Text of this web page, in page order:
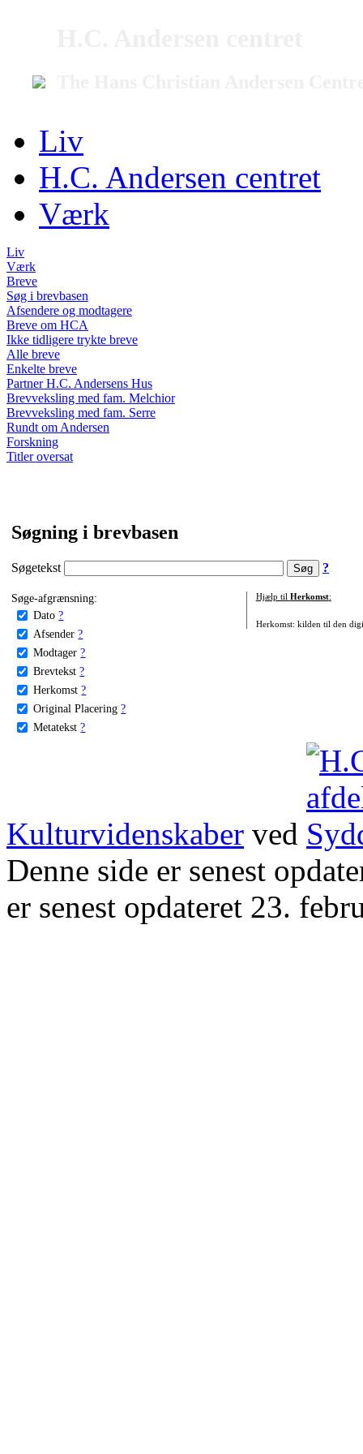
Liv
H.C. Andersen centret
Værk
Liv
Værk
Breve
Søg i brevbasen
Afsendere og modtagere
Breve om HCA
Ikke tidligere trykte breve
Alle breve
Enkelte breve
Partner H.C. Andersens Hus
Brevveksling med fam. Melchior
Brevveksling med fam. Serre
Rundt om Andersen
Forskning
Titler oversat
Søgning i brevbasen
Søgetekst ?
Søge-afgrænsning:
Dato ?
Afsender ?
Modtager ?
Brevtekst ?
Herkomst ?
Original Placering ?
Metatekst ?
Hjælp til Herkomst:
Herkomst: kilden til den
Kulturvidenskaber ved
Denne side er senest
er senest opdateret 23.